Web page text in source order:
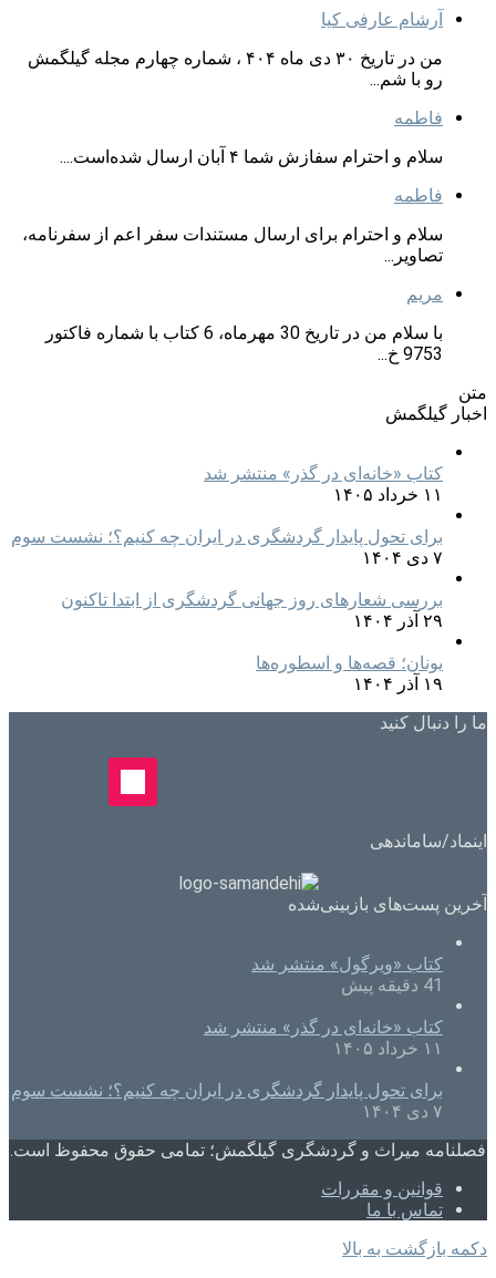
آرشام عارفی کیا
من در تاریخ ۳۰ دی ماه ۴۰۴ ، شماره چهارم مجله گیلگمش
رو با شم...
فاطمه
سلام و احترام سفازش شما ۴ آبان ارسال شده‌است....
فاطمه
سلام و احترام برای ارسال مستندات سفر اعم از سفرنامه،
تصاویر...
مریم
با سلام من در تاریخ 30 مهرماه، 6 کتاب با شماره فاکتور
9753 خ...
متن
اخبار گیلگمش
کتاب «خانه‌ای در گذر» منتشر شد
۱۱ خرداد ۱۴۰۵
برای تحول پایدار گردشگری در ایران چه کنیم؟؛ نشست سوم
۷ دی ۱۴۰۴
بررسی شعارهای روز جهانی گردشگری از ابتدا تاکنون
۲۹ آذر ۱۴۰۴
یونان؛ قصه‌ها و اسطوره‌ها
۱۹ آذر ۱۴۰۴
ما را دنبال کنید
اینماد/ساماندهی
آخرین پست‌های بازبینی‌شده
کتاب «ویرگول» منتشر شد
41 دقیقه پیش
کتاب «خانه‌ای در گذر» منتشر شد
۱۱ خرداد ۱۴۰۵
برای تحول پایدار گردشگری در ایران چه کنیم؟؛ نشست سوم
۷ دی ۱۴۰۴
فصلنامه میراث و گردشگری گیلگمش؛ تمامی حقوق محفوظ است.
قوانین و مقررات
تماس با ما
دکمه بازگشت به بالا